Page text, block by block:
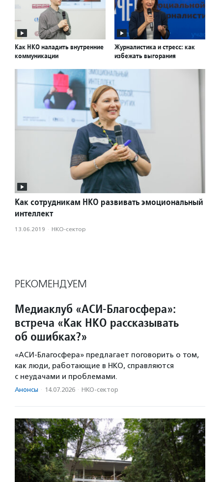
Как НКО наладить внутренние
коммуникации
Журналистика и стресс: как
избежать выгорания
Как сотрудникам НКО развивать эмоциональный
интеллект
13.06.2019 · НКО-сектор
РЕКОМЕНДУЕМ
Медиаклуб «АСИ-Благосфера»:
встреча «Как НКО рассказывать
об ошибках?»
«АСИ-Благосфера» предлагает поговорить о том,
как люди, работающие в НКО, справляются
с неудачами и проблемами.
Анонсы · 14.07.2026 · НКО-сектор